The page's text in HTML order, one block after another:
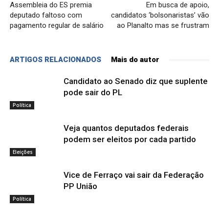
Assembleia do ES premia
deputado faltoso com
pagamento regular de salário
Em busca de apoio,
candidatos ‘bolsonaristas’ vão
ao Planalto mas se frustram
ARTIGOS RELACIONADOS Mais do autor
Política
Candidato ao Senado diz que suplente
pode sair do PL
Eleições
Veja quantos deputados federais
podem ser eleitos por cada partido
Política
Vice de Ferraço vai sair da Federação
PP União